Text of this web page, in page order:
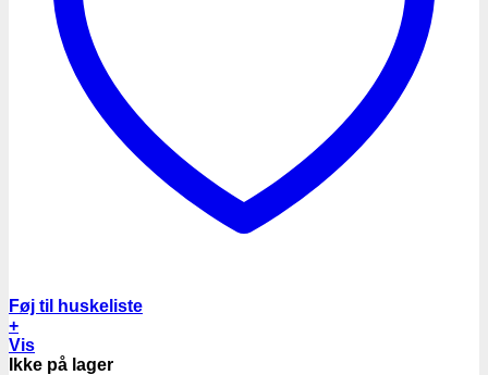
Føj til huskeliste
+
Vis
Ikke på lager